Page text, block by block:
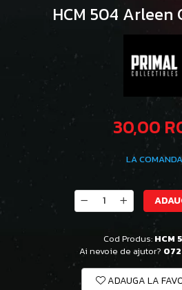
HCM 504 Arleen
30,00
LA COMANDA
Cod Produs: HCM
Ai nevoie de ajutor?
ADAUGA LA